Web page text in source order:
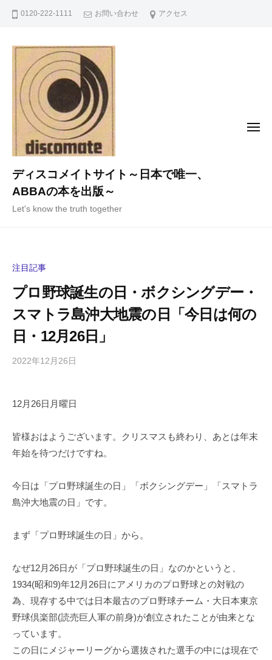
0120-222-1111 お問い合わせ アクセス
ディスコメイトサイト～日本で唯一、
ABBAの本を出版～
Let's know the truth together
メ
注目記事
プロ野球誕生の日・ボクシングデー・
スマトラ島沖大地震の日「今日は何の
日・12月26日」
2022年12月26日
a
s
a
a
メ
ン
12月26日月曜日
皆様おはようございます。クリスマスも終わり、あとは年末
年始を待つだけですね。
今日は「プロ野球誕生の日」「ボクシングデー」「スマトラ
島沖大地震の日」です。
まず「プロ野球誕生の日」から。
なぜ12月26日が「プロ野球誕生の日」なのかというと、
1934(昭和9)年12月26日にアメリカのプロ野球との対戦の
為、現存する中では日本最古のプロ野球チーム・大日本東京
野球倶楽部(読売巨人軍の前身)が創立されたことが由来とな
っています。
この日にメジャーリーグから選抜された選手の中には現在で